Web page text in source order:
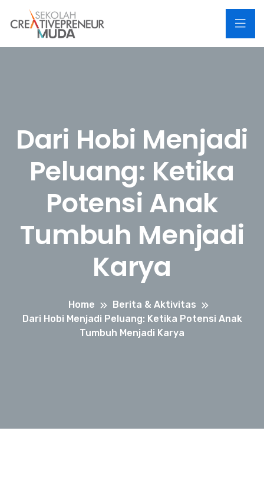
Dari Hobi Menjadi
Peluang: Ketika
Potensi Anak
Tumbuh Menjadi
Karya
Home
Berita & Aktivitas
Dari Hobi Menjadi Peluang: Ketika Potensi Anak
Tumbuh Menjadi Karya